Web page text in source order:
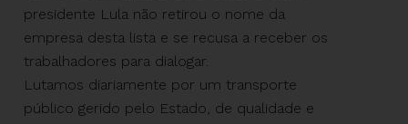
presidente Lula não retirou o nome da
empresa desta lista e se recusa a receber os
trabalhadores para dialogar.
Lutamos diariamente por um transporte
público gerido pelo Estado, de qualidade e